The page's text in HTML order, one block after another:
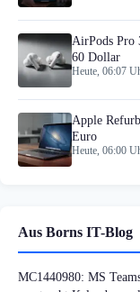
AirPods Pro
60 Dollar
Heute, 06:07
Apple
Euro
Heute, 06:00
Aus Borns IT-Blog
MC1440980: MS